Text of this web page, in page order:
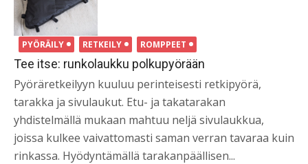
PYÖRÄILY RETKEILY ROMPPEET
Tee itse: runkolaukku polkupyörään
Pyöräretkeilyyn kuuluu perinteisesti retkipyörä,
tarakka ja sivulaukut. Etu- ja takatarakan
yhdistelmällä mukaan mahtuu neljä sivulaukkua,
joissa kulkee vaivattomasti saman verran tavaraa kuin
rinkassa. Hyödyntämällä tarakanpäällisen...